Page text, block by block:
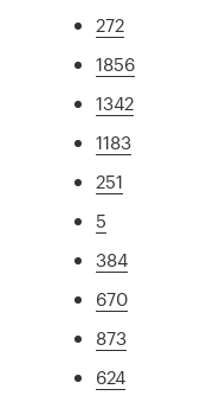
272
1856
1342
1183
251
5
384
670
873
624